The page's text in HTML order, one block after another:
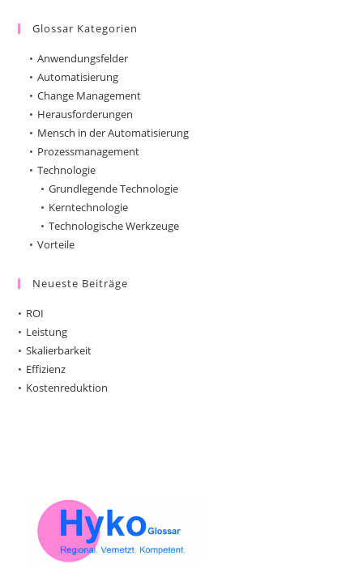
Glossar Kategorien
Anwendungsfelder
Automatisierung
Change Management
Herausforderungen
Mensch in der Automatisierung
Prozessmanagement
Technologie
Grundlegende Technologie
Kerntechnologie
Technologische Werkzeuge
Vorteile
Neueste Beiträge
ROI
Leistung
Skalierbarkeit
Effizienz
Kostenreduktion